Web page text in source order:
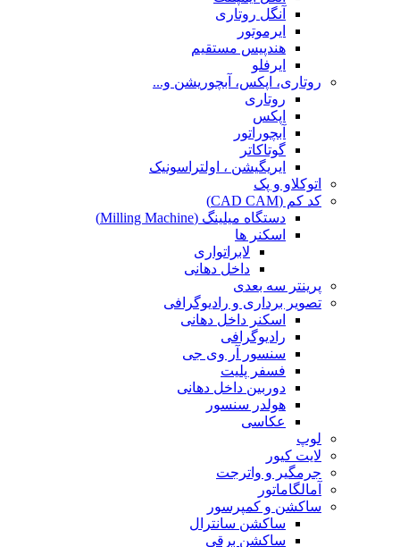
آنگل روتاری
ایرموتور
هندپیس مستقیم
ایرفلو
روتاری، اپکس، آبچوریشن و...
روتاری
اپکس
آبچوراتور
گوتاکاتر
ایریگیشن ، اولتراسونیک
اتوکلاو و پک
کد کم (CAD CAM)
دستگاه میلینگ (Milling Machine)
اسکنر ها
لابراتواری
داخل دهانی
پرینتر سه بعدی
تصویر برداری و رادیوگرافی
اسکنر داخل دهانی
رادیوگرافی
سنسور آر وی جی
فسفر پلیت
دوربین داخل دهانی
هولدر سنسور
عکاسی
لوپ
لایت کیور
جرمگیر و واترجت
آمالگاماتور
ساکشن و کمپرسور
ساکشن سانترال
ساکشن برقی